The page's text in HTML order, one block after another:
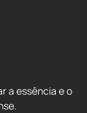
a essência e o